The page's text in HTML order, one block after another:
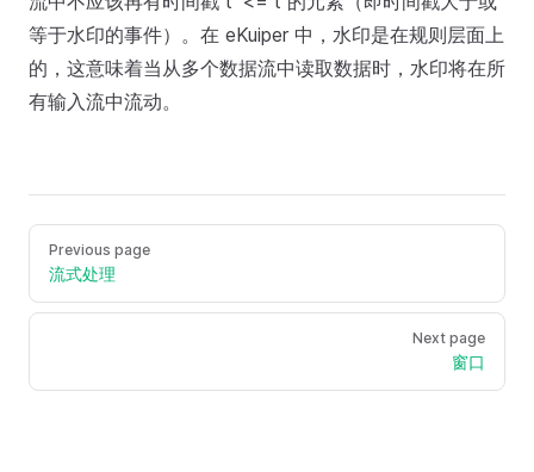
等于水印的事件）。在 eKuiper 中，水印是在规则层面上
的，这意味着当从多个数据流中读取数据时，水印将在所
有输入流中流动。
Previous page
流式处理
Next page
窗口